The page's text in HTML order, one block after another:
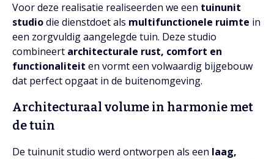
Voor deze realisatie realiseerden we een tuinunit
studiodie dienstdoet als multifunctionele ruimte in
een zorgvuldig aangelegde tuin. Deze studio
combineert architecturale rust, comfort en
functionaliteit en vormt een volwaardig bijgebouw
dat perfect opgaat in de buitenomgeving.
Architecturaal volume in harmonie met
de tuin
De tuinunit studio werd ontworpen als een laag,